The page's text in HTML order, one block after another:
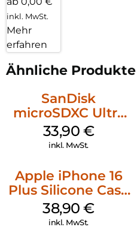
inkl. MwSt.
Mehr
erfahren
Ähnliche Produkte
SanDisk
microSDXC Ultra
128 GB + Adapter
Mobile
33,90 €
inkl. MwSt.
Apple iPhone 16
Plus Silicone Case
MagSafe Denim
38,90€
inkl. MwSt.